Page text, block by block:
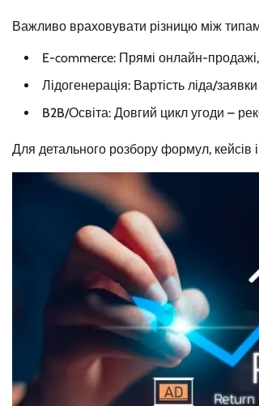
Важливо враховувати різницю між
E-commerce: Прямі онлайн-
Лідогенерація: Вартість ліда/
B2B/Освіта: Довгий цикл угоди –
Для детального розбору формул, кейсів